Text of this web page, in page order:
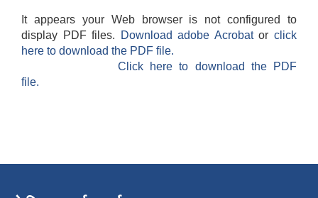
It appears your Web browser is not configured to
display PDF files.
Download adobe Acrobatorclick
here to download the PDF file.
Click here to download the PDF
file.